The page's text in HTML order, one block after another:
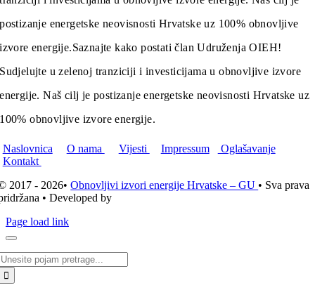
postizanje energetske neovisnosti Hrvatske uz 100% obnovljive
izvore energije.Saznajte kako postati član Udruženja OIEH!
Sudjelujte u zelenoj tranziciji i investicijama u obnovljive izvore
energije. Naš cilj je postizanje energetske neovisnosti Hrvatske uz
100% obnovljive izvore energije.
Naslovnica O nama Vijesti Impressum
Oglašavanje
Kontakt
2017 - 2026•Obnovljivi izvori energije Hrvatske – GU • Sva prava
• Developed by
Page load link